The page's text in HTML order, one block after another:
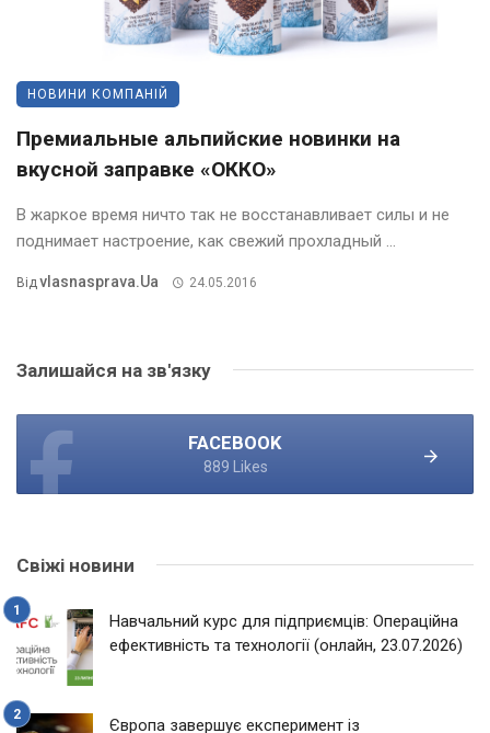
НОВИНИ КОМПАНІЙ
Премиальные альпийские новинки на
вкусной заправке «ОККО»
В жаркое время ничто так не восстанавливает силы и не
поднимает настроение, как свежий прохладный ...
ВідVlasnasprava.ua 24.05.2016
Залишайся на зв'язку
FACEBOOK
889 Likes
Свіжі новини
Навчальний курс для підприємців: Операційна
ефективність та технології (онлайн, 23.07.2026)
Європа завершує експеримент із